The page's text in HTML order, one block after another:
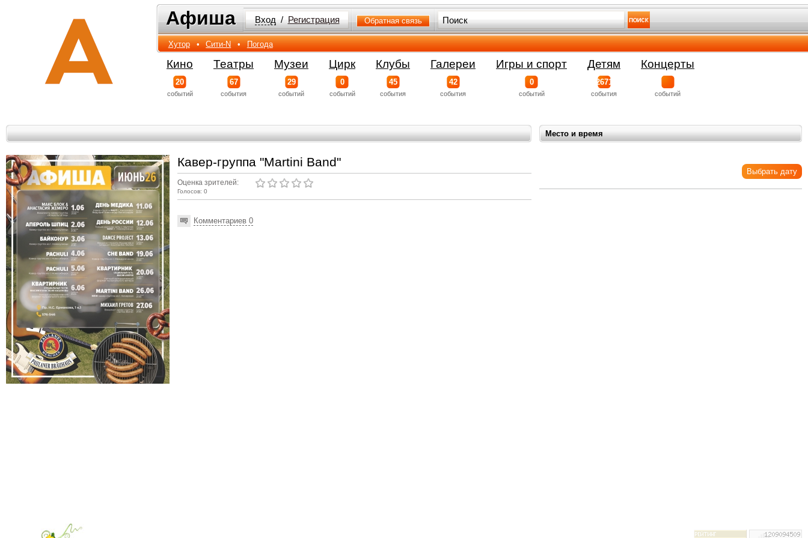
Афиша
Афиша Вход / Регистрация Обратная связь
Хутор • Сити-N • Погода
Кино
20
событий
Театры
67
события
Музеи
29
событий
Цирк
0
событий
Клубы
45
события
Галереи
42
события
Игры и спорт
0
событий
Детям
2671
события
Концерты
событий
Место и время
Выбрать дату
Кавер-группа "Martini Band"
Оценка зрителей:
Голосов: 0
Комментариев 0